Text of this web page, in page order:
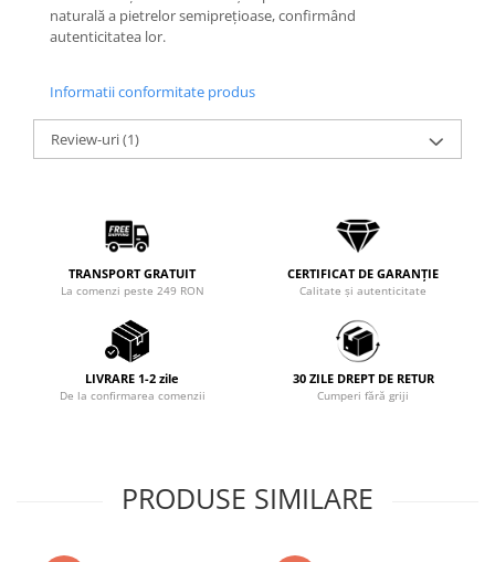
naturală a pietrelor semiprețioase, confirmând
autenticitatea lor.
Informatii conformitate produs
Review-uri(1)
TRANSPORT GRATUIT
La comenzi peste 249 RON
CERTIFICAT DE GARANȚIE
Calitate și autenticitate
LIVRARE 1-2 zile
De la confirmarea comenzii
30 ZILE DREPT DE RETUR
Cumperi fără griji
PRODUSE SIMILARE